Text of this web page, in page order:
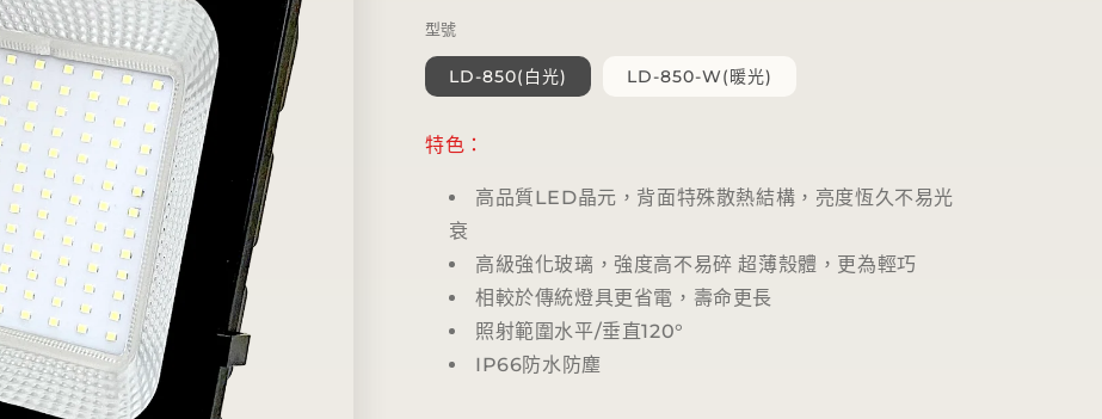
型號
LD-850(白光) LD-850-W(暖光)
特色：
高品質LED晶元，背面特殊散熱結構，亮度恆久不易光
衰
高級強化玻璃，強度高不易碎 超薄殼體，更為輕巧
相較於傳統燈具更省電，壽命更長
照射範圍水平/垂直120°
IP66防水防塵